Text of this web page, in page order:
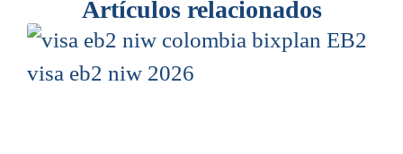
Artículos relacionados